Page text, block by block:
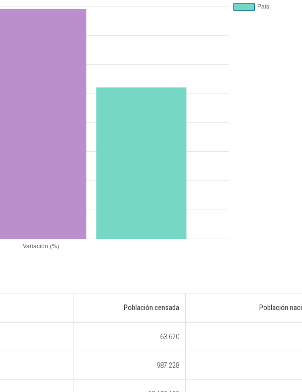
Población censada Población
63.620
987.228